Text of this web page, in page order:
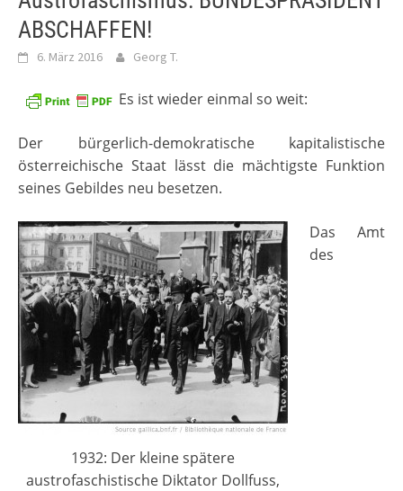
ABSCHAFFEN!
6. März 2016 Georg T.
Es ist wieder einmal so weit:
Der bürgerlich-demokratische kapitalistische
österreichische Staat lässt die mächtigste Funktion
seines Gebildes neu besetzen.
1932: Der kleine spätere
austrofaschistische Diktator Dollfuss,
Das Amt
des